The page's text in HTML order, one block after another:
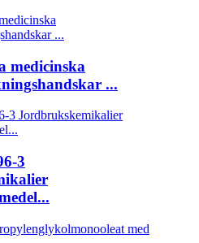
medicinska
...
3